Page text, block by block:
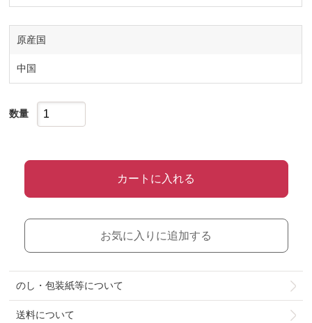
原産国
中国
数量
カートに入れる
お気に入りに追加する
のし・包装紙等について
送料について